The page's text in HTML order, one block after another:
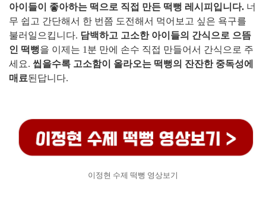
아이들이 좋아하는 떡으로 직접 만든 떡뻥 레시피입니다. 너
무 쉽고 간단해서 한 번쯤 도전해서 먹어보고 싶은 욕구를
불러일으킵니다. 담백하고 고소한 아이들의 간식으로 으뜸
인 떡뻥을 이제는 1분 만에 손수 직접 만들어서 간식으로 주
세요. 씹을수록 고소함이 올라오는 떡뻥의 잔잔한 중독성에
매료된답니다.
이정현 수제 떡뻥 영상보기